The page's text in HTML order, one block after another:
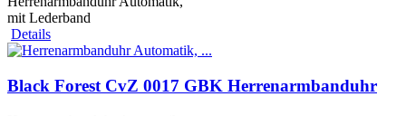
mit Lederband
Details
Black Forest CvZ 0017 GBK Herrenarmbanduhr